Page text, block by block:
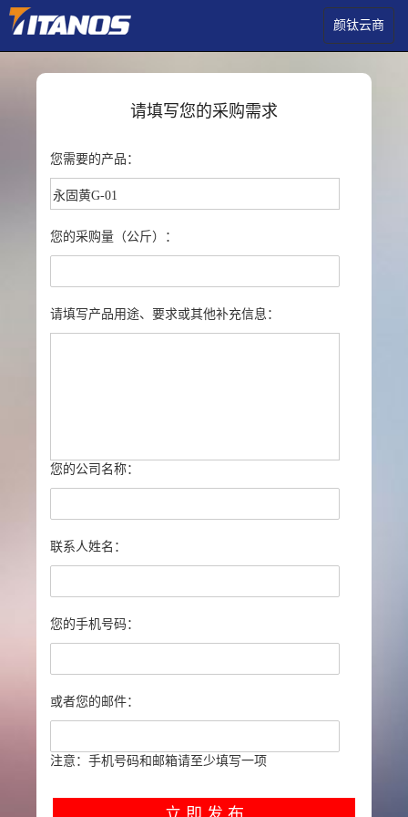
颜钛云商
请填写您的采购需求
您需要的产品：
您的采购量（公斤）：
请填写产品用途、要求或其他补充信息：
您的公司名称：
联系人姓名：
您的手机号码：
或者您的邮件：
注意：手机号码和邮箱请至少填写一项